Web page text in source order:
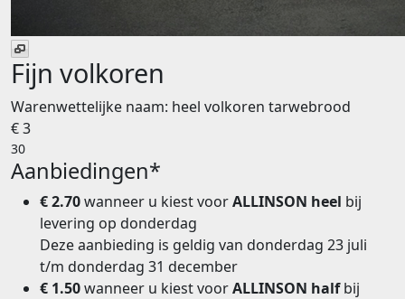
Fijn volkoren
Warenwettelijke naam: heel volkoren tarwebrood
€ 3
30
Aanbiedingen*
€ 2.70wanneer u kiest voorALLINSON heel bij
levering op donderdag
Deze aanbieding is geldig van donderdag 23 juli
t/m donderdag 31 december
€ 1.50wanneer u kiest voorALLINSON halfbij